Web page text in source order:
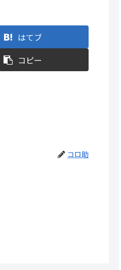
はてブ
コピー
コロ助